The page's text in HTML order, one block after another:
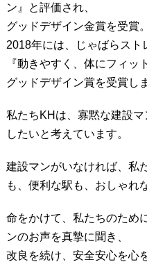
ン』と評価され、
グッドデザイン金賞を受賞。
2018年には、じゃばらスト
『動きやすく、体にフィッ
グッドデザイン賞を受賞し
私たちKHは、寡黙な建設
したいと考えています。
建設マンがいなければ、私
も、便利な駅も、おしゃれ
命をかけて、私たちのため
ンのお声を真摯に聞き、
改良を続け、安全安心を心